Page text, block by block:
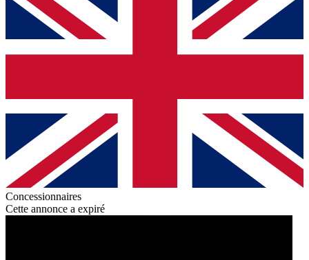
Concessionnaires
Cette annonce a expiré